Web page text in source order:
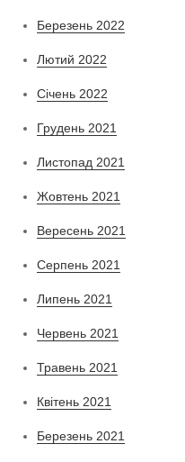
Березень 2022
Лютий 2022
Січень 2022
Грудень 2021
Листопад 2021
Жовтень 2021
Вересень 2021
Серпень 2021
Липень 2021
Червень 2021
Травень 2021
Квітень 2021
Березень 2021